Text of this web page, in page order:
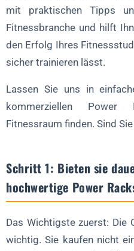
mit praktischen Tipps
Fitnessbranche und hilft
den Erfolg Ihres
sicher trainieren lässt.
Lassen Sie uns in
kommerziellen Power
Fitnessraum finden. Sind
Schritt 1: Bieten sie
hochwertige Power
Das Wichtigste zuerst: Die
wichtig. Sie kaufen nicht